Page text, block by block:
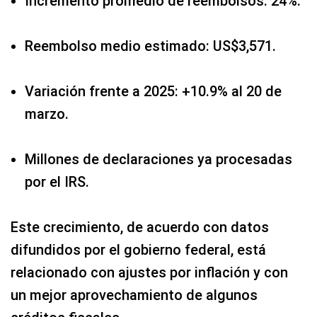
Reembolso medio estimado: US$3,571.
Variación frente a 2025: +10.9% al 20 de
marzo.
Millones de declaraciones ya procesadas
por el IRS.
Este crecimiento, de acuerdo con datos
difundidos por el gobierno federal, está
relacionado con ajustes por inflación y con
un mejor aprovechamiento de algunos